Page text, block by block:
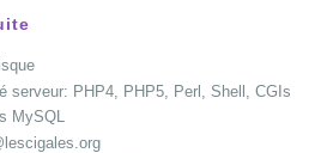
serveur: PHP4, PHP5, Perl, Shell, CGIs
MySQL